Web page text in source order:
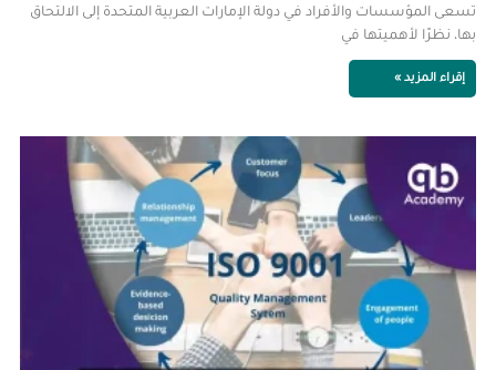
تسعى المؤسسات والأفراد في دولة الإمارات العربية المتحدة إلى الالتحاق
بها، نظرًا لأهميتها في
إقراء المزيد »